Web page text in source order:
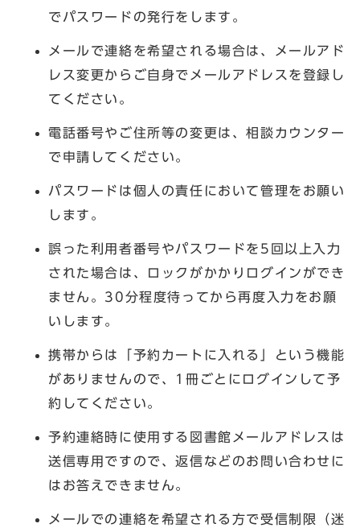
でパスワードの発行をします。
メールで連絡を希望される場合は、メールアド
レス変更からご自身でメールアドレスを登録し
てください。
電話番号やご住所等の変更は、相談カウンター
で申請してください。
パスワードは個人の責任において管理をお願い
します。
誤った利用者番号やパスワードを5回以上入力
された場合は、ロックがかかりログインができ
ません。30分程度待ってから再度入力をお願
いします。
携帯からは「予約カートに入れる」という機能
がありませんので、1冊ごとにログインして予
約してください。
予約連絡時に使用する図書館メールアドレスは
送信専用ですので、返信などのお問い合わせに
はお答えできません。
メールでの連絡を希望される方で受信制限（迷